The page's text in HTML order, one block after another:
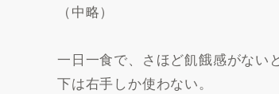
（中略）
一日一食で、さほど飢餓感がない
下は右手しか使わない。